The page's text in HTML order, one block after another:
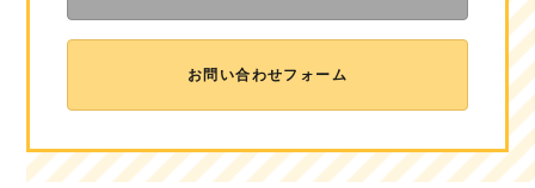
お問い合わせフォーム